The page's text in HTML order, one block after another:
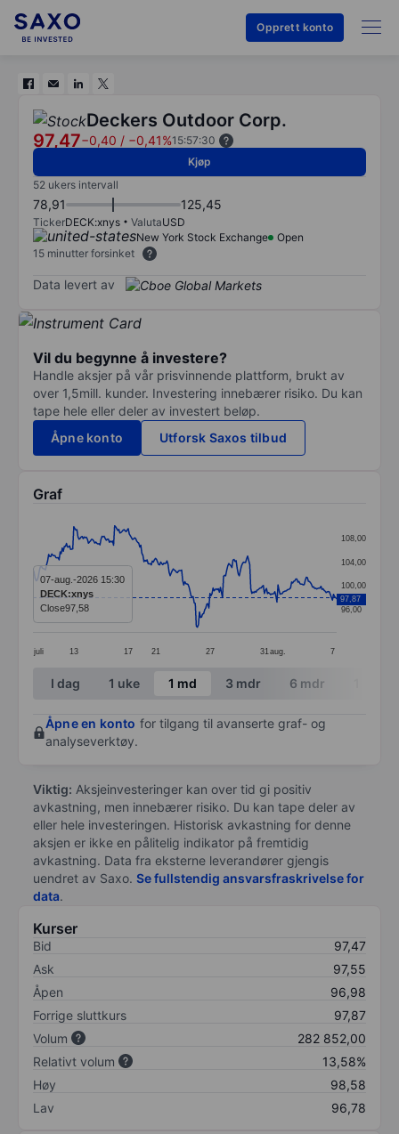
Opprett konto
Deckers Outdoor Corp.
97,47−0,40 / −0,41%15:57:30
Kjøp
52 ukers intervall
78,91 125,45
TickerDECK:xnys ValutaUSD
New York Stock Exchange
Open
15 minutter forsinket
Data levert av
Vil du begynne å investere?
Handle aksjer på vår prisvinnende plattform, brukt av
over 1,5mill. kunder. Investering innebærer risiko. Du kan
tape hele eller deler av investert beløp.
Åpne konto
Utforsk Saxos tilbud
Graf
Line chart with 291 data points.
The chart has 1 X axis displaying categories.
The chart has 1 Y axis displaying values. Data
juli 13 17 21 27 31 aug. 7
96,00
100,00
104,00
108,00
97,87
07-aug.-2026 15:30
DECK:xnys
Close97,58
End of interactive chart.
I dag 1 uke 1 md 3 mdr 6 mdr
Åpne en konto for tilgang til avanserte graf- og
analyseverktøy.
Viktig: Aksjeinvesteringer kan over tid gi positiv
avkastning, men innebærer risiko. Du kan tape deler av
eller hele investeringen. Historisk avkastning for denne
aksjen er ikke en pålitelig indikator på fremtidig
avkastning. Data fra eksterne leverandører gjengis
uendret av Saxo. Se fullstendig ansvarsfraskrivelse for
data.
Kurser
Bid
97,47
Ask
97,55
Åpen
96,98
Forrige sluttkurs
97,87
Volum
282 852,00
Relativt volum
13,58%
Høy
98,58
Lav
96,78